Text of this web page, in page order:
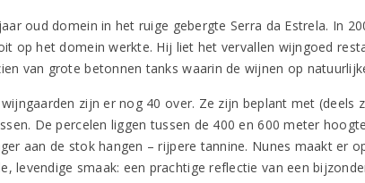
oud domein in het ruige gebergte Serra da Estrela. In
op het domein werkte. Hij liet het vervallen wijngoed
van grote betonnen tanks waarin de wijnen op
zijn er nog 40 over. Ze zijn beplant met (deels
De percelen liggen tussen de 400 en 600 meter
aan de stok hangen – rijpere tannine. Nunes maakt er
levendige smaak: een prachtige reflectie van een